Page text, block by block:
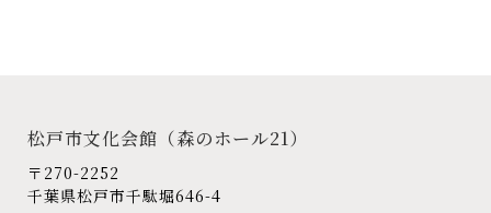
松戸市文化会館 （森のホール21）
〒270-2252
千葉県松戸市千駄堀646-4